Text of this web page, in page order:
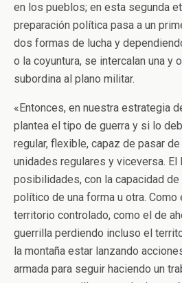
en los pueblos; en esta segunda
preparación política pasa a un
dos formas de lucha y
o la coyuntura, se intercalan una y
subordina al plano militar.
«Entonces, en nuestra estrategia
plantea el tipo de guerra y si lo
regular, flexible, capaz de pasar
unidades regulares y viceversa.
posibilidades, con la capacidad
político de una forma u otra. Como
territorio controlado, como el de
guerrilla perdiendo incluso el
la montaña estar lanzando
armada para seguir haciendo un